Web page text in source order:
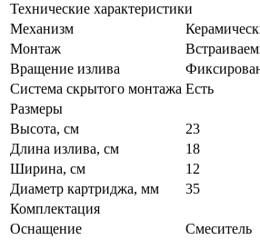
Технические характеристики
Механизм
Монтаж
Вращение излива
Система скрытого монтажа Есть
Размеры
Высота, см
23
Длина излива, см
18
Ширина, см
12
Диаметр картриджа, мм
35
Комплектация
Оснащение
Смеситель